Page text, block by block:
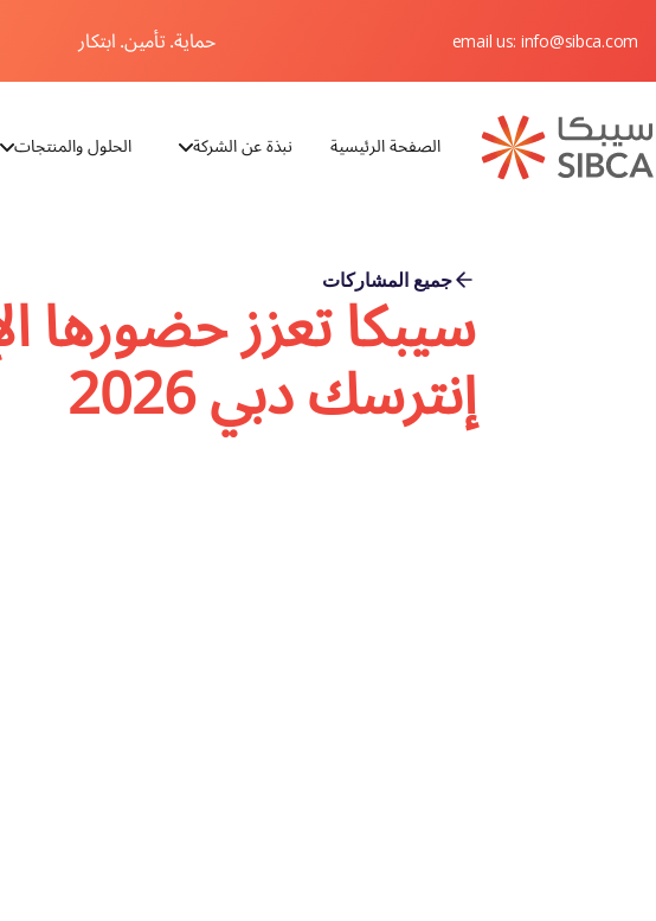
email us: info@sibca.com حماية. تأمين. ابتكار
الصفحة الرئيسية نبذة عن الشركة الحلول والمنتجات
جميع المشاركات
سيبكا تعزز
إنترسك دبي 2026